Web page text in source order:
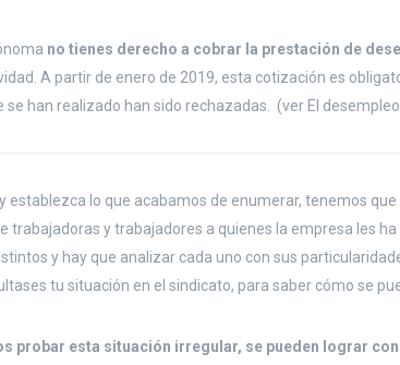
no tienes derecho a cobrar la prestación de
A partir de enero de 2019, esta cotización es
se han realizado han sido rechazadas. (ver El
establezca lo que acabamos de enumerar, tenemos
trabajadoras y trabajadores a quienes la empresa les
y hay que analizar cada uno con sus
tu situación en el sindicato, para saber cómo se
probar esta situación irregular, se pueden lograr